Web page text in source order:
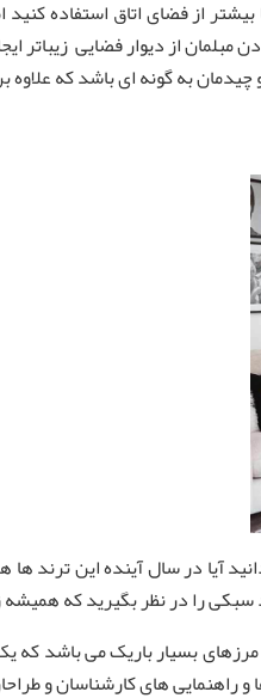
از فضای اتاق استفاده
از دیوار فضایی زیباتر
به گونه ای باشد که علاوه
آیا در سال آینده این ترند
را در نظر بگیرید که همیشه
بسیار باریک می باشد که
راهنمایی های کارشناسان و